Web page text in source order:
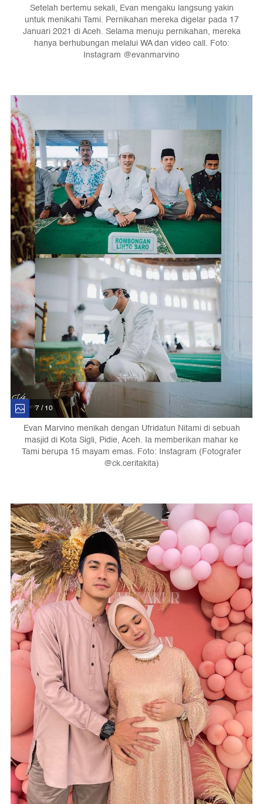
Setelah bertemu sekali, Evan mengaku langsung yakin
untuk menikahi Tami. Pernikahan mereka digelar pada 17
Januari 2021 di Aceh. Selama menuju pernikahan, mereka
hanya berhubungan melalui WA dan video call. Foto:
Instagram @evanmarvino
7 / 10
Evan Marvino menikah dengan Ufridatun Nitami di sebuah
masjid di Kota Sigli, Pidie, Aceh. Ia memberikan mahar ke
Tami berupa 15 mayam emas. Foto: Instagram (Fotografer
@ck.ceritakita)